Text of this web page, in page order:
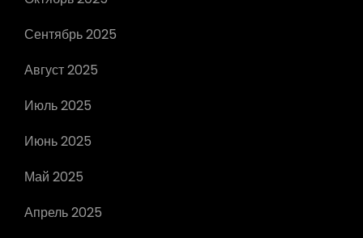
Сентябрь 2025
Август 2025
Июль 2025
Июнь 2025
Май 2025
Апрель 2025